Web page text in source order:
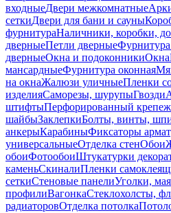
входныеДвери межкомнатные
сеткиДвери для бани и сауны
фурнитураНаличники, коробки,
дверныеПетли дверныеФурнитура
дверныеОкна и подоконникиОкна
мансардныеФурнитура оконная
на окнаЖалюзи уличныеПленки
изделияСаморезы, шурупыГвозди
штифтыПерфорированный крепеж
шайбыЗаклепкиБолты, винты,
анкерыКарабиныФиксаторы
универсальныеОтделка стенОбои
обоиФотообоиШтукатурки
каменьСкиналиПленки
сеткиСтеновые панелиУголки,
профилиВагонкаСтеклохолсты,
радиаторовОтделка потолка